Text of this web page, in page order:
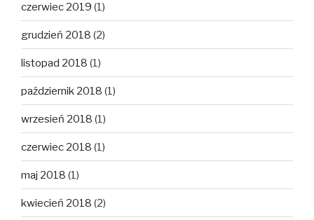
czerwiec 2019 (1)
grudzień 2018 (2)
listopad 2018 (1)
październik 2018 (1)
wrzesień 2018 (1)
czerwiec 2018 (1)
maj 2018 (1)
kwiecień 2018 (2)